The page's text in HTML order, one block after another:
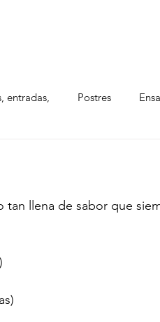
entradas, Postres
tan llena de sabor que